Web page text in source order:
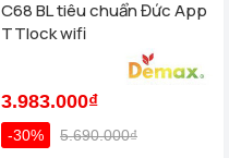
C68 BL tiêu chuẩn Đức App
TTlock wifi
3.983.000₫
-30% 5.690.000₫